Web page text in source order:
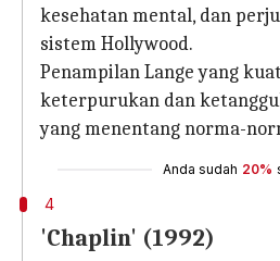
kesehatan mental, dan
sistem Hollywood.
Penampilan Lange yang
keterpurukan dan
yang menentang norma-
Anda sudah 20%
4
'Chaplin' (1992)